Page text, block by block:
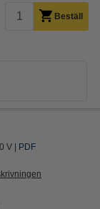
Beställ
V PDF